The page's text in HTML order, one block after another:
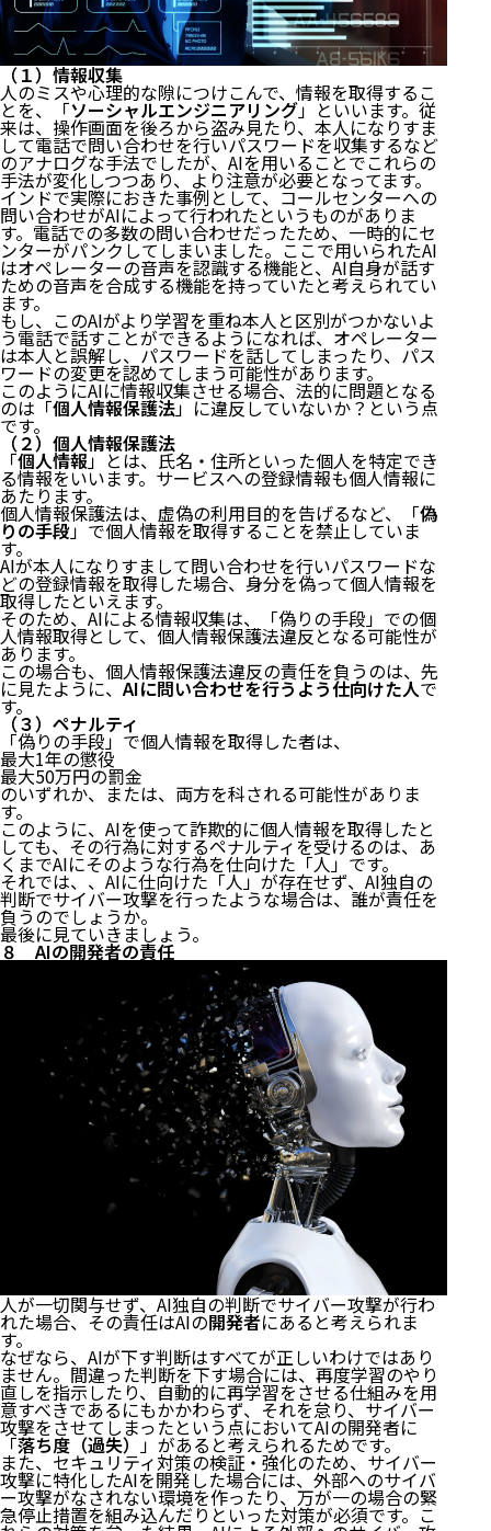
（１）情報収集
人のミスや心理的な隙につけこんで、情報を取得するこ
とを、「ソーシャルエンジニアリング」といいます。従
来は、操作画面を後ろから盗み見たり、本人になりすま
して電話で問い合わせを行いパスワードを収集するなど
のアナログな手法でしたが、AIを用いることでこれらの
手法が変化しつつあり、より注意が必要となってます。
インドで実際におきた事例として、コールセンターへの
問い合わせがAIによって行われたというものがありま
す。電話での多数の問い合わせだったため、一時的にセ
ンターがパンクしてしまいました。ここで用いられたAI
はオペレーターの音声を認識する機能と、AI自身が話す
ための音声を合成する機能を持っていたと考えられてい
ます。
もし、このAIがより学習を重ね本人と区別がつかないよ
う電話で話すことができるようになれば、オペレーター
は本人と誤解し、パスワードを話してしまったり、パス
ワードの変更を認めてしまう可能性があります。
このようにAIに情報収集させる場合、法的に問題となる
のは「個人情報保護法」に違反していないか？という点
です。
（２）個人情報保護法
「個人情報」とは、氏名・住所といった個人を特定でき
る情報をいいます。サービスへの登録情報も個人情報に
あたります。
個人情報保護法は、虚偽の利用目的を告げるなど、「偽
りの手段」で個人情報を取得することを禁止していま
す。
AIが本人になりすまして問い合わせを行いパスワードな
どの登録情報を取得した場合、身分を偽って個人情報を
取得したといえます。
そのため、AIによる情報収集は、「偽りの手段」での個
人情報取得として、個人情報保護法違反となる可能性が
あります。
この場合も、個人情報保護法違反の責任を負うのは、先
に見たように、AIに問い合わせを行うよう仕向けた人で
す。
（３）ペナルティ
「偽りの手段」で個人情報を取得した者は、
最大1年の懲役
最大50万円の罰金
のいずれか、または、両方を科される可能性がありま
す。
このように、AIを使って詐欺的に個人情報を取得したと
しても、その行為に対するペナルティを受けるのは、あ
くまでAIにそのような行為を仕向けた「人」です。
それでは、、AIに仕向けた「人」が存在せず、AI独自の
判断でサイバー攻撃を行ったような場合は、誰が責任を
負うのでしょうか。
最後に見ていきましょう。
８ AIの開発者の責任
人が一切関与せず、AI独自の判断でサイバー攻撃が行わ
れた場合、その責任はAIの開発者にあると考えられま
す。
なぜなら、AIが下す判断はすべてが正しいわけではあり
ません。間違った判断を下す場合には、再度学習のやり
直しを指示したり、自動的に再学習をさせる仕組みを用
意すべきであるにもかかわらず、それを怠り、サイバー
攻撃をさせてしまったという点においてAIの開発者に
「落ち度（過失） 」があると考えられるためです。
また、セキュリティ対策の検証・強化のため、サイバー
攻撃に特化したAIを開発した場合には、外部へのサイバ
ー攻撃がなされない環境を作ったり、万が一の場合の緊
急停止措置を組み込んだりといった対策が必須です。こ